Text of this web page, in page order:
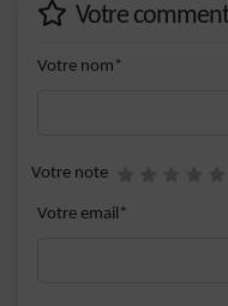
Votre
Votre nom*
Votre note
Votre email*